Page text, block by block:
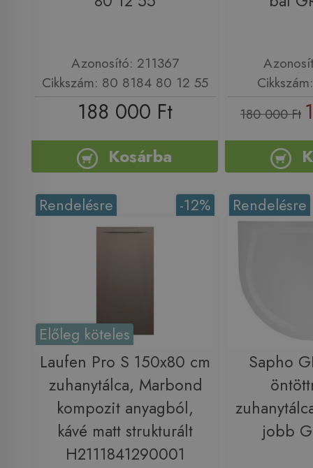
Azonosító: 211367
Cikkszám: 80 8184 80 12 55
188 000 Ft
Kosárba
180 000 Ft
-12%
Rendelésre
Előleg köteles
Laufen Pro S 150x80 cm
zuhanytálca, Marbond
kompozit anyagból,
kávé matt strukturált
H2111841290001
Rendelésre
Sapho
jobb